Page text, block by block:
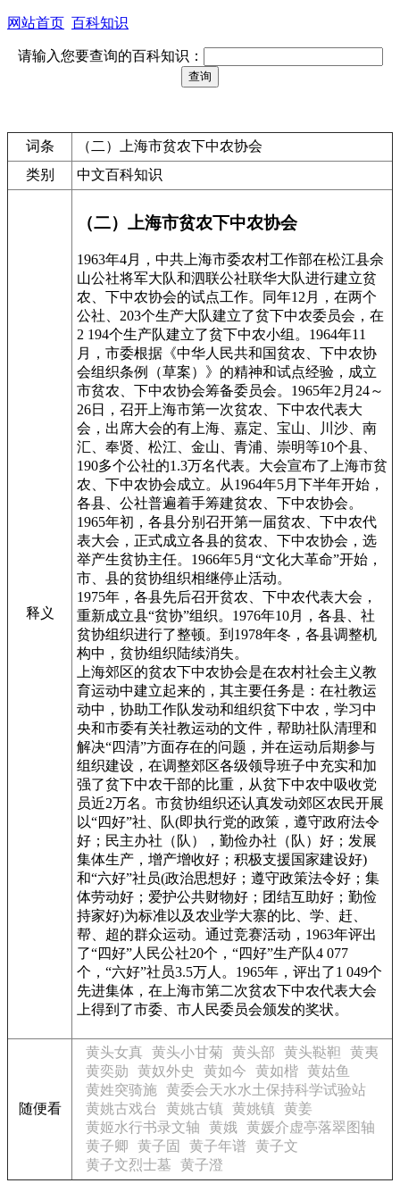
网站首页 百科知识
请输入您要查询的百科知识：
词条
（二）上海市贫农下中农协会
类别
中文百科知识
释义
（二）上海市贫农下中农协会
1963年4月，中共上海市委农村工作部在松江县佘
山公社将军大队和泗联公社联华大队进行建立贫
农、下中农协会的试点工作。同年12月，在两个
公社、203个生产大队建立了贫下中农委员会，在
2 194个生产队建立了贫下中农小组。1964年11
月，市委根据《中华人民共和国贫农、下中农协
会组织条例（草案）》的精神和试点经验，成立
市贫农、下中农协会筹备委员会。1965年2月24～
26日，召开上海市第一次贫农、下中农代表大
会，出席大会的有上海、嘉定、宝山、川沙、南
汇、奉贤、松江、金山、青浦、崇明等10个县、
190多个公社的1.3万名代表。大会宣布了上海市贫
农、下中农协会成立。从1964年5月下半年开始，
各县、公社普遍着手筹建贫农、下中农协会。
1965年初，各县分别召开第一届贫农、下中农代
表大会，正式成立各县的贫农、下中农协会，选
举产生贫协主任。1966年5月“文化大革命”开始，
市、县的贫协组织相继停止活动。
1975年，各县先后召开贫农、下中农代表大会，
重新成立县“贫协”组织。1976年10月，各县、社
贫协组织进行了整顿。到1978年冬，各县调整机
构中，贫协组织陆续消失。
上海郊区的贫农下中农协会是在农村社会主义教
育运动中建立起来的，其主要任务是：在社教运
动中，协助工作队发动和组织贫下中农，学习中
央和市委有关社教运动的文件，帮助社队清理和
解决“四清”方面存在的问题，并在运动后期参与
组织建设，在调整郊区各级领导班子中充实和加
强了贫下中农干部的比重，从贫下中农中吸收党
员近2万名。市贫协组织还认真发动郊区农民开展
以“四好”社、队(即执行党的政策，遵守政府法令
好；民主办社（队），勤俭办社（队）好；发展
集体生产，增产增收好；积极支援国家建设好)
和“六好”社员(政治思想好；遵守政策法令好；集
体劳动好；爱护公共财物好；团结互助好；勤俭
持家好)为标准以及农业学大寨的比、学、赶、
帮、超的群众运动。通过竞赛活动，1963年评出
了“四好”人民公社20个，“四好”生产队4 077
个，“六好”社员3.5万人。1965年，评出了1 049个
先进集体，在上海市第二次贫农下中农代表大会
上得到了市委、市人民委员会颁发的奖状。
随便看
黄头女真 黄头小甘菊 黄头部 黄头鞑靼
黄夷
黄奕勋
黄奴外史 黄如今 黄如楷 黄姑鱼
黄姓突骑施
黄委会天水水土保持科学试验站
黄姚古戏台
黄姚古镇 黄姚镇 黄姜
黄姬水行书录文轴
黄娥 黄媛介虚亭落翠图轴
黄子卿
黄子固 黄子年谱
黄子文
黄子文烈士墓
黄子澄